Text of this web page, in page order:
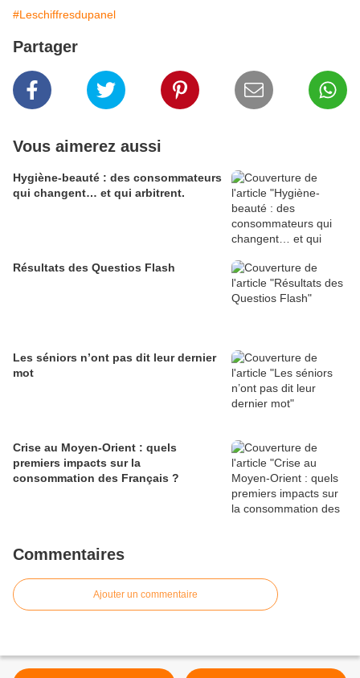
#Leschiffresdupanel
Partager
Vous aimerez aussi
Hygiène-beauté : des consommateurs
qui changent… et qui arbitrent.
Résultats des Questios Flash
Les séniors n’ont pas dit leur dernier
mot
Crise au Moyen-Orient : quels
premiers impacts sur la
consommation des Français ?
Commentaires
Ajouter un commentaire